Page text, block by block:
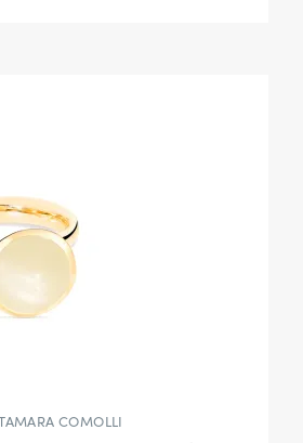
TAMARA COMOLLI